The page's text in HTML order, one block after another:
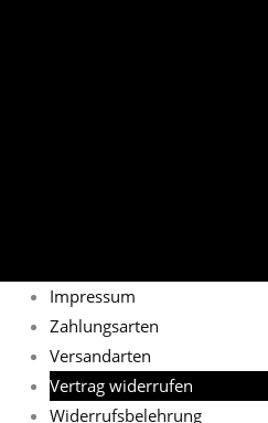
Impressum
Zahlungsarten
Versandarten
Vertrag widerrufen
Widerrufsbelehrung